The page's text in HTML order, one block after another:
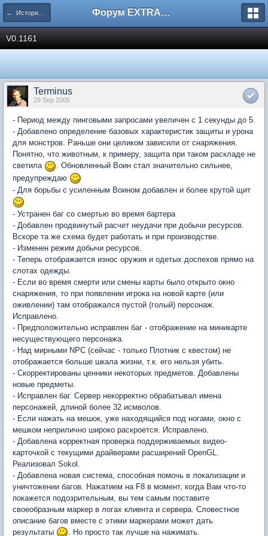
← История версий Форум EXTRACTOR.ru
V0.1161
Terminus
29 Sep 2005
- Период между пинговыми запросами увеличен с 1 секунды до 5.
- Добавлено определение базовых характеристик защиты и урона
для монстров. Раньше они целиком зависили от снаряжения.
Понятно, что животным, к примеру, защита при таком раскладе не
светила
. Обновленный Воин стал значительно сильнее,
предупреждаю
- Для борьбы с усиленным Воином добавлен и более крутой щит
- Устранен баг со смертью во время бартера
- Добавлен продвинутый расчет неудачи при добычи ресурсов.
Вскоре та же схема будет работать и при производстве.
- Изменен режим добычи ресурсов.
- Теперь отображается износ оружия и одетых доспехов прямо на
слотах одежды.
- Если во время смерти или смены карты было открыто окно
снаряжения, то при появлении игрока на новой карте (или
оживлении) там отображался пустой (голый) персонаж.
Исправлено.
- Предположительно исправлен баг - отображение на миникарте
несуществующего персонажа.
- Над мирными NPC (сейчас - только Плотник с квестом) не
отображается больше шкала жизни, т.к. его нельзя убить.
- Скорректированы ценники некоторых предметов. Добавлены
новые предметы.
- Исправлен баг. Сервер некорректно обрабатывал имена
персонажей, длиной более 32 исмволов.
- Если нажать на мешок, уже находящийся под ногами, окно с
мешком неприлично широко раскроется. Исправлено.
- Добавлена корректная проверка поддерживаемых видео-
карточкой с текущими драйверами расширений OpenGL.
Реализовал Sokol.
- Добавлена новая система, способная помочь в локализации и
уничтожении багов. Нажатием на F8 в момент, когда Вам что-то
покажется подозрительным, вы тем самым поставите
своеобразным маркер в логах клиента и сервера. Словестное
описание багов вместе с этими маркерами может дать
результаты
. Но просто так лучше на нажимать.